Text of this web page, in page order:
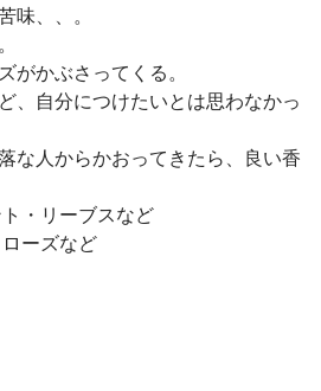
味、、。
がかぶさってくる。
、自分につけたいとは思わなかっ
な人からかおってきたら、良い香
・リーブスなど
ーズなど